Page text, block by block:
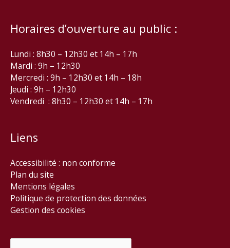
Horaires d’ouverture au public :
Lundi : 8h30 – 12h30 et 14h – 17h
Mardi : 9h – 12h30
Mercredi : 9h – 12h30 et 14h – 18h
Jeudi : 9h – 12h30
Vendredi : 8h30 – 12h30 et 14h – 17h
Liens
Accessibilité : non conforme
Plan du site
Mentions légales
Politique de protection des données
Gestion des cookies